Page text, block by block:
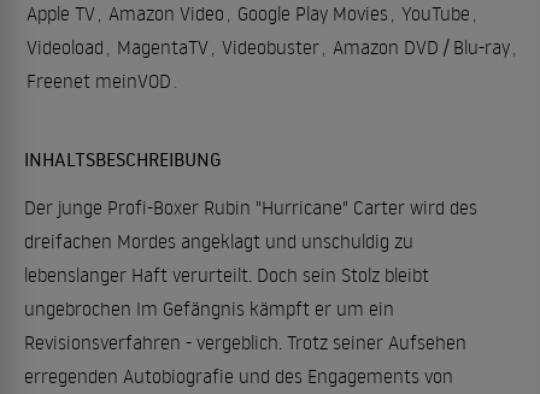
Apple TV, Amazon Video , Google Play Movies, YouTube ,
Videoload , MagentaTV, Videobuster, Amazon DVD / Blu-ray,
Freenet meinVOD .
INHALTSBESCHREIBUNG
Der junge Profi-Boxer Rubin "Hurricane" Carter wird des
dreifachen Mordes angeklagt und unschuldig zu
lebenslanger Haft verurteilt. Doch sein Stolz bleibt
ungebrochen Im Gefängnis kämpft er um ein
Revisionsverfahren - vergeblich. Trotz seiner Aufsehen
erregenden Autobiografie und des Engagements von